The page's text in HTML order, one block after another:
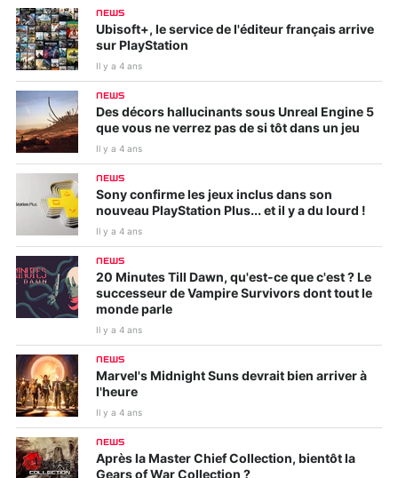
NEWS
Ubisoft+, le service de l'éditeur français arrive
sur PlayStation
Il y a 4 ans
NEWS
Des décors hallucinants sous Unreal Engine 5
que vous ne verrez pas de si tôt dans un jeu
Il y a 4 ans
NEWS
Sony confirme les jeux inclus dans son
nouveau PlayStation Plus... et il y a du lourd !
Il y a 4 ans
NEWS
20 Minutes Till Dawn, qu'est-ce que c'est ? Le
successeur de Vampire Survivors dont tout le
monde parle
Il y a 4 ans
NEWS
Marvel's Midnight Suns devrait bien arriver à
l'heure
Il y a 4 ans
NEWS
Après la Master Chief Collection, bientôt la
Gears of War Collection ?